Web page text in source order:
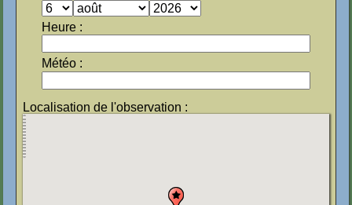
Heure :
Météo :
Localisation de l'observation :